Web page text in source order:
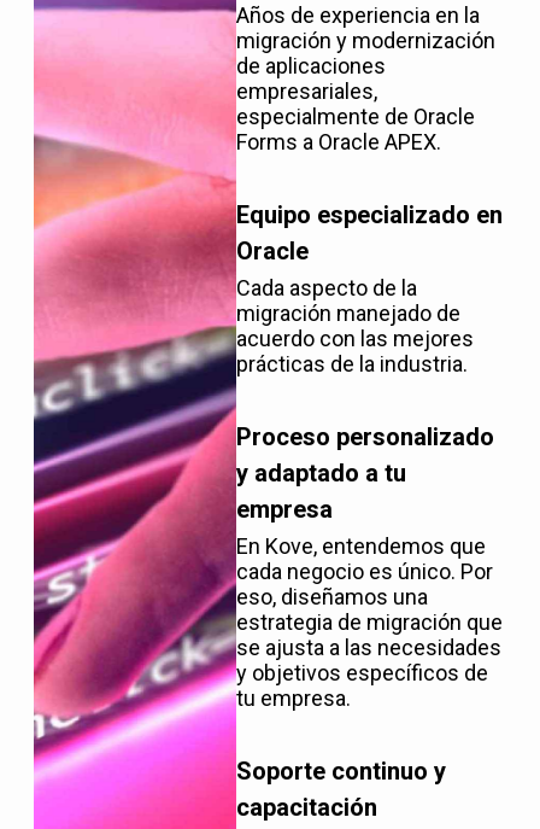
Años de experiencia en la
migración y modernización
de aplicaciones
empresariales,
especialmente de Oracle
Forms a Oracle APEX.
Equipo especializado en
Oracle
Cada aspecto de la
migración manejado de
acuerdo con las mejores
prácticas de la industria.
Proceso personalizado
y adaptado a tu
empresa
En Kove, entendemos que
cada negocio es único. Por
eso, diseñamos una
estrategia de migración que
se ajusta a las necesidades
y objetivos específicos de
tu empresa.
Soporte continuo y
capacitación